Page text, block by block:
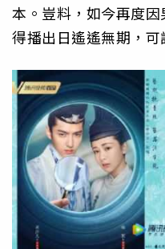
本。豈料，如今再度
得播出日遙遙無期，可